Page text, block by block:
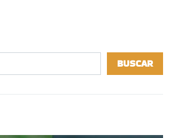
BUSCAR